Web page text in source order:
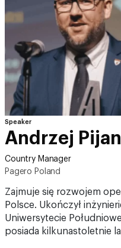
Speaker
Andrzej
Country Manager
Pagero Poland
Zajmuje się rozwojem
Polsce. Ukończył
Uniwersytecie
posiada kilkunastoletnie